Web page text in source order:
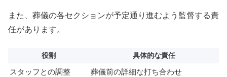
また、葬儀の各セクションが予定通り進むよう監督する責
任があります。
役割 具体的な責任
スタッフとの調整
葬儀前の詳細な打ち合わせ